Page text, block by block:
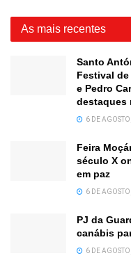
As mais recentes
Santo
Festival
e Pedro
destaques
6 DE
Feira
século X
em paz
6 DE
PJ da
canábis
6 DE